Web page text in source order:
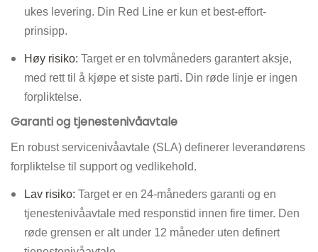
ukes levering. Din Red Line er kun et best-effort-
prinsipp.
Høy risiko: Target er en tolvmåneders garantert aksje,
med rett til å kjøpe et siste parti. Din røde linje er ingen
forpliktelse.
Garanti og tjenestenivåavtale
En robust servicenivåavtale (SLA) definerer leverandørens
forpliktelse til support og vedlikehold.
Lav risiko: Target er en 24-måneders garanti og en
tjenestenivåavtale med responstid innen fire timer. Den
røde grensen er alt under 12 måneder uten definert